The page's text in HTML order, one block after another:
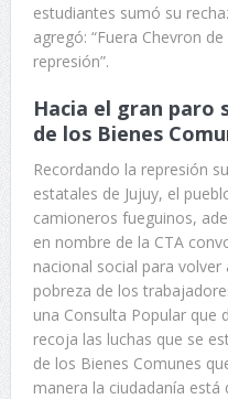
estudiantes sumó su
agregó: “Fuera Chevron
represión”.
Hacia el gran paro
de los Bienes
Recordando la represión
estatales de Jujuy, el
camioneros fueguinos,
en nombre de la CTA
nacional social para
pobreza de los
una Consulta Popular que
recoja las luchas que se
de los Bienes Comunes
manera la ciudadanía